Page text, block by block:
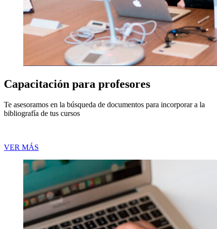
Capacitación para profesores
Te asesoramos en la búsqueda de documentos para incorporar a la
bibliografía de tus cursos
VER MÁS